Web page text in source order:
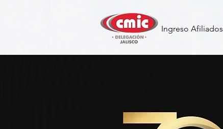
Ingreso Afiliados